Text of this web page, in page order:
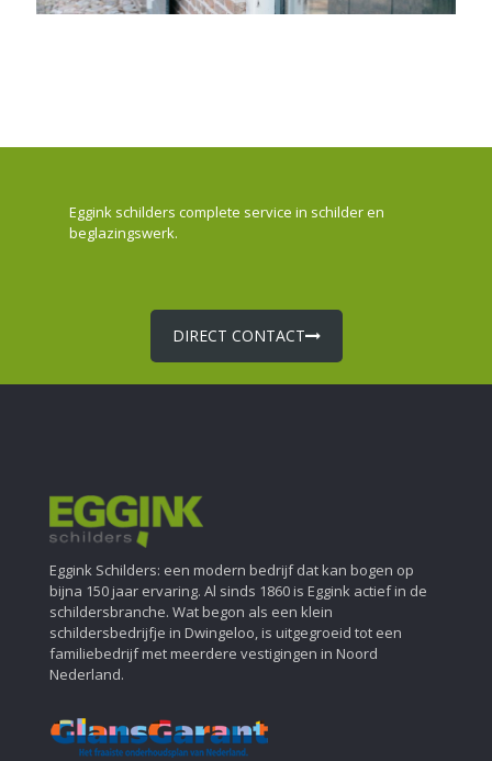
Eggink schilders complete service in schilder en
beglazingswerk.
DIRECT CONTACT
Eggink Schilders: een modern bedrijf dat kan bogen op
bijna 150 jaar ervaring. Al sinds 1860 is Eggink actief in de
schildersbranche. Wat begon als een klein
schildersbedrijfje in Dwingeloo, is uitgegroeid tot een
familiebedrijf met meerdere vestigingen in Noord
Nederland.